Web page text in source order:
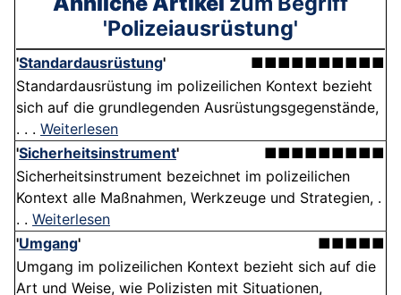
'Polizeiausrüstung'
'Standardausrüstung'
■■■■■■■■■■
Standardausrüstung im polizeilichen Kontext bezieht
sich auf die grundlegenden Ausrüstungsgegenstände,
. . . Weiterlesen
'Sicherheitsinstrument'
■■■■■■■■■
Sicherheitsinstrument bezeichnet im polizeilichen
Kontext alle Maßnahmen, Werkzeuge und Strategien, .
. . Weiterlesen
'Umgang'
■■■■■
Umgang im polizeilichen Kontext bezieht sich auf die
Art und Weise, wie Polizisten mit Situationen,